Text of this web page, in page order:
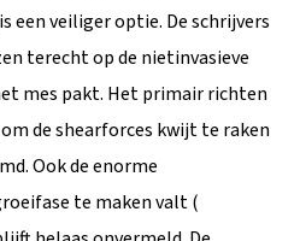
een veiliger optie. De schrijvers
terecht op de nietinvasieve
mes pakt. Het primair richten
de shearforces kwijt te raken
Ook de enorme
te maken valt (